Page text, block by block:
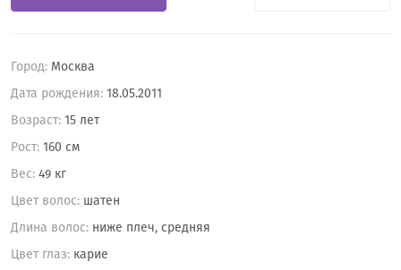
Город: Москва
Дата рождения: 18.05.2011
Возраст: 15 лет
Рост: 160 см
Вес: 49 кг
Цвет волос: шатен
Длина волос: ниже плеч, средняя
Цвет глаз: карие